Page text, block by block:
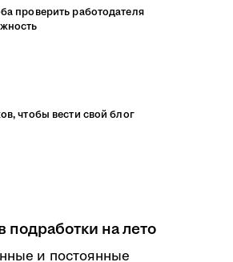
проверить работодателя
чтобы вести свой блог
подработки на лето
и постоянные